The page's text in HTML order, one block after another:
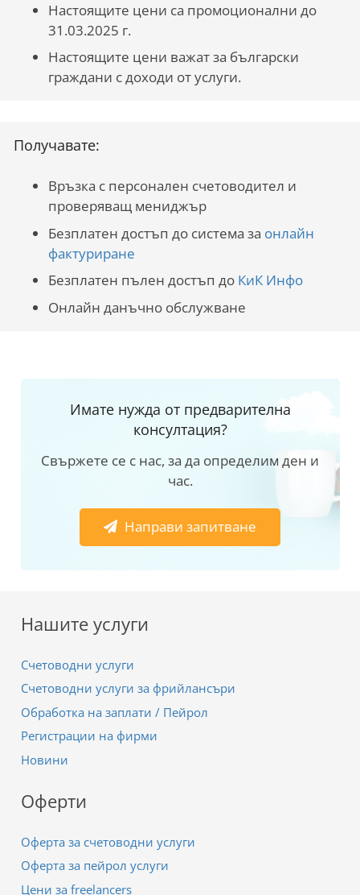
Настоящите цени са промоционални до
31.03.2025 г.
Настоящите цени важат за български
граждани с доходи от услуги.
Получавате:
Връзка с персонален счетоводител и
проверяващ мениджър
Безплатен достъп до система за онлайн
фактуриране
Безплатен пълен достъп до КиК Инфо
Онлайн данъчно обслужване
Имате нужда от предварителна
консултация?
Свържете се с нас, за да определим ден и
час.
Направи запитване
Нашите услуги
Счетоводни услуги
Счетоводни услуги за фрийлансъри
Обработка на заплати / Пейрол
Регистрации на фирми
Новини
Оферти
Оферта за счетоводни услуги
Оферта за пейрол услуги
Цени за freelancers